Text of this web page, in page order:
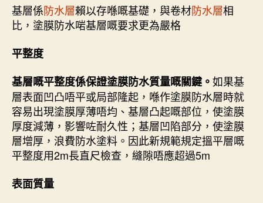
基層係防水層賴以存喺嘅基礎，與卷材防水層相
比，塗膜防水啱基層嘅要求更為嚴格
平整度
基層嘅平整度係保證塗膜防水質量嘅關鍵。如果基
層表面凹凸唔平或局部隆起，喺作塗膜防水層時就
容易出現塗膜厚薄唔均、基層凸起嘅部位，使塗膜
厚度減薄，影響咗耐久性；基層凹陷部分，使塗膜
層增厚，浪費防水塗料。因此新規範規定搵平層嘅
平整度用2m長直尺檢查，縫隙唔應超過5m
表面質量